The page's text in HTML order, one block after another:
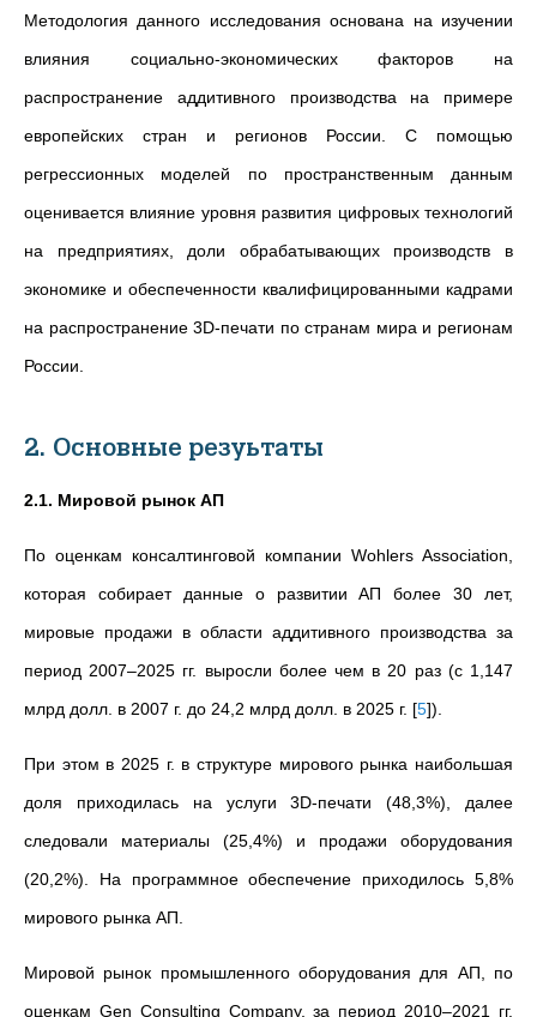
Методология данного исследования основана на изучении
влияния социально-экономических факторов на
распространение аддитивного производства на примере
европейских стран и регионов России. С помощью
регрессионных моделей по пространственным данным
оценивается влияние уровня развития цифровых технологий
на предприятиях, доли обрабатывающих производств в
экономике и обеспеченности квалифицированными кадрами
на распространение 3D-печати по странам мира и регионам
России.
2. Основные резуьтаты
2.1. Мировой рынок АП
По оценкам консалтинговой компании Wohlers Association,
которая собирает данные о развитии АП более 30 лет,
мировые продажи в области аддитивного производства за
период 2007–2025 гг. выросли более чем в 20 раз (с 1,147
млрд долл. в 2007 г. до 24,2 млрд долл. в 2025 г. [5]).
При этом в 2025 г. в структуре мирового рынка наибольшая
доля приходилась на услуги 3D-печати (48,3%), далее
следовали материалы (25,4%) и продажи оборудования
(20,2%). На программное обеспечение приходилось 5,8%
мирового рынка АП.
Мировой рынок промышленного оборудования для АП, по
оценкам Gen Consulting Company, за период 2010–2021 гг.